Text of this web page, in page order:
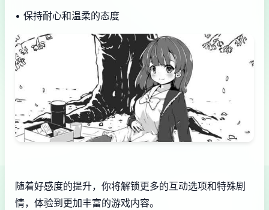
• 保持耐心和温柔的态度
随着好感度的提升，你将解锁更多的互动选项和特殊剧
情，体验到更加丰富的游戏内容。